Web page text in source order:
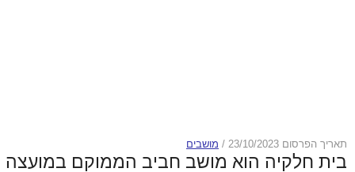
תאריך הפרסום 23/10/2023 / מושבים
בית חלקיה הוא מושב חביב הממוקם במועצה